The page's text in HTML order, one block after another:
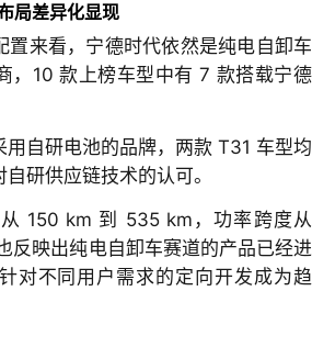
局差异化显现
置来看，宁德时代依然是纯电自卸车
，10 款上榜车型中有 7 款搭载宁德
用自研电池的品牌，两款 T31 车型均
研供应链技术的认可。
150 km 到 535 km，功率跨度从
映出纯电自卸车赛道的产品已经进
对不同用户需求的定向开发成为趋